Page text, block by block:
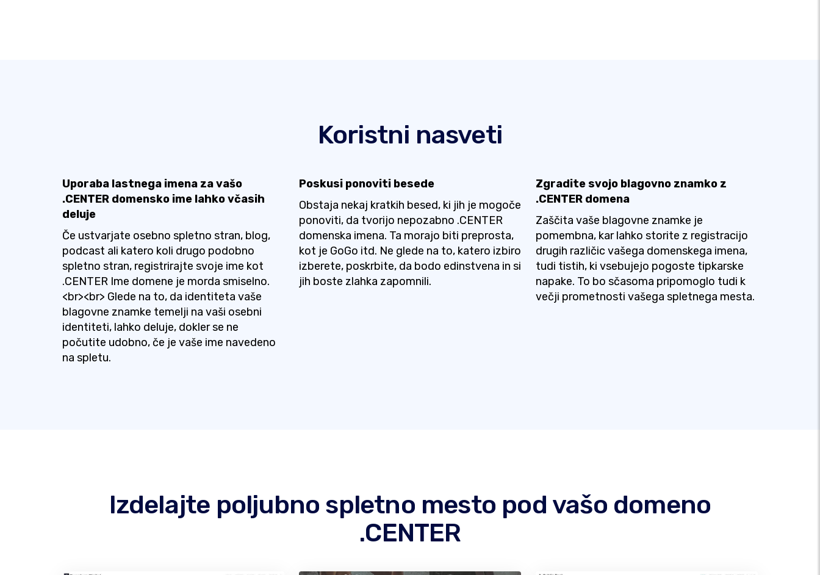
Koristni nasveti
Uporaba lastnega imena za vašo
.CENTER domensko ime lahko včasih
deluje
Če ustvarjate osebno spletno stran, blog,
podcast ali katero koli drugo podobno
spletno stran, registrirajte svoje ime kot
.CENTER Ime domene je morda smiselno.
<br><br> Glede na to, da identiteta vaše
blagovne znamke temelji na vaši osebni
identiteti, lahko deluje, dokler se ne
počutite udobno, če je vaše ime navedeno
na spletu.
Poskusi ponoviti besede
Obstaja nekaj kratkih besed, ki jih je mogoče
ponoviti, da tvorijo nepozabno .CENTER
domenska imena. Ta morajo biti preprosta,
kot je GoGo itd. Ne glede na to, katero izbiro
izberete, poskrbite, da bodo edinstvena in si
jih boste zlahka zapomnili.
Zgradite svojo blagovno znamko z
.CENTER domena
Zaščita vaše blagovne znamke je
pomembna, kar lahko storite z registracijo
drugih različic vašega domenskega imena,
tudi tistih, ki vsebujejo pogoste tipkarske
napake. To bo sčasoma pripomoglo tudi k
večji prometnosti vašega spletnega mesta.
Izdelajte poljubno spletno mesto pod vašo domeno
.CENTER